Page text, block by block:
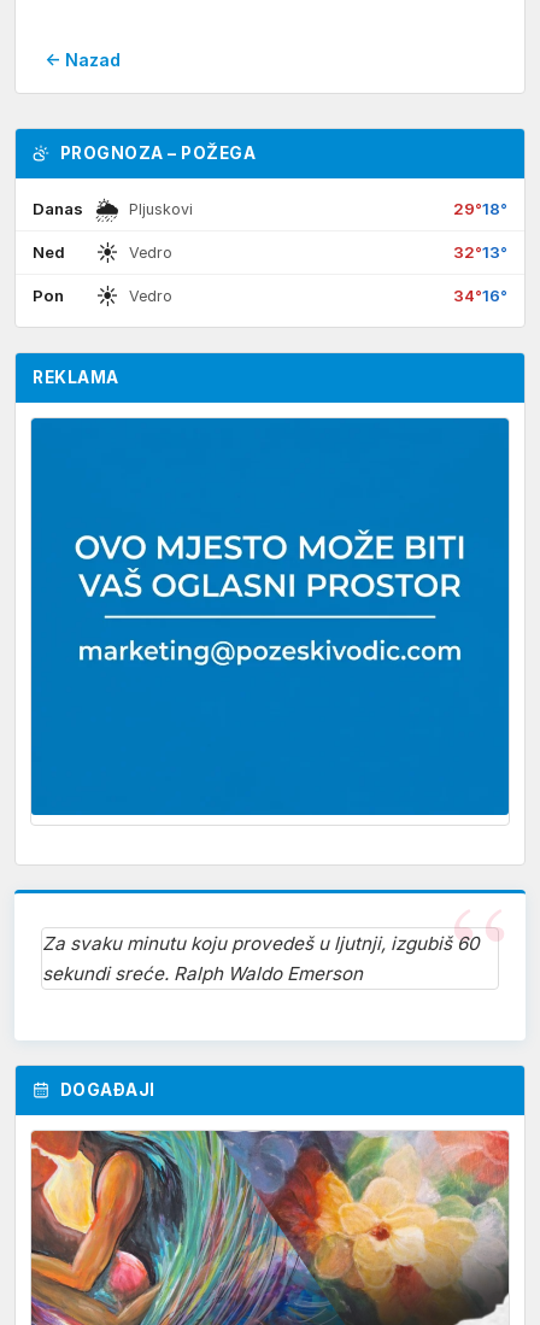
← Nazad
PROGNOZA – POŽEGA
Danas 🌦 Pljuskovi 29°18°
Ned ☀ Vedro 32°13°
Pon ☀ Vedro 34°16°
REKLAMA
Za svaku minutu koju provedeš u ljutnji, izgubiš 60
sekundi sreće. Ralph Waldo Emerson
DOGAĐAJI